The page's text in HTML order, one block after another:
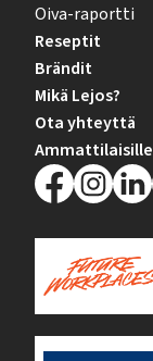
Oiva-raportti
Reseptit
Brändit
Mikä Lejos?
Ota yhteyttä
Ammattilaisille